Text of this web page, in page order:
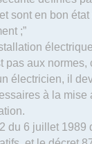
sont en bon
;”
pas aux normes,
électricien, il
à la mise
du 6 juillet 1989